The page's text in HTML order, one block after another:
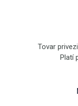
Tovar
Platí